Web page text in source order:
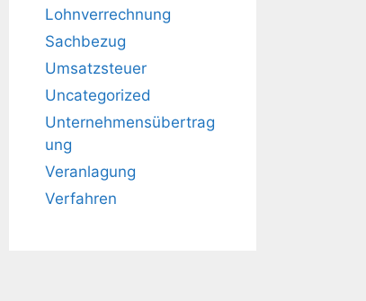
Lohnverrechnung
Sachbezug
Umsatzsteuer
Uncategorized
Unternehmensübertrag
ung
Veranlagung
Verfahren